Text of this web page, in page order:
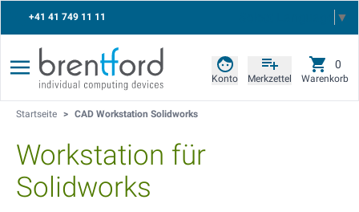
+41 41 749 11 11 ▼
Konto Merkzettel Warenkorb
0
Startseite > CAD Workstation Solidworks
Workstation für
Solidworks